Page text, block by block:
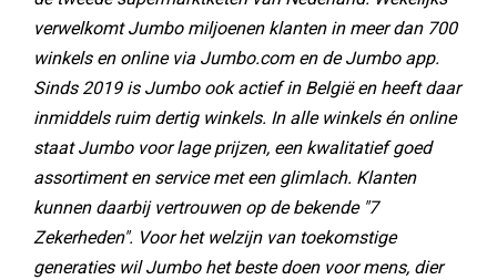
verwelkomt Jumbo miljoenen klanten in meer dan 700
winkels en online via Jumbo.com en de Jumbo app.
Sinds 2019 is Jumbo ook actief in België en heeft daar
inmiddels ruim dertig winkels. In alle winkels én online
staat Jumbo voor lage prijzen, een kwalitatief goed
assortiment en service met een glimlach. Klanten
kunnen daarbij vertrouwen op de bekende "7
Zekerheden". Voor het welzijn van toekomstige
generaties wil Jumbo het beste doen voor mens, dier